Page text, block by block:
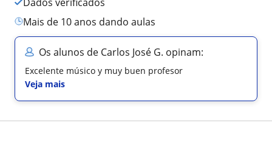
mais de 10 anos dando aulas
Os alunos de Carlos José G. opinam:
Excelente músico y muy buen profesor
Veja mais